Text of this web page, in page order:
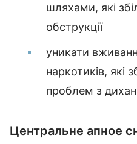
шляхами, які
обструкції
уникати
наркотиків, які
проблем з
Центральне апное